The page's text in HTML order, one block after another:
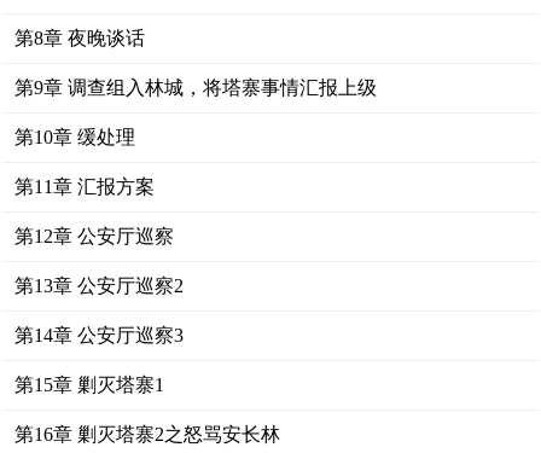
第8章 夜晚谈话
第9章 调查组入林城，将塔寨事情汇报上级
第10章 缓处理
第11章 汇报方案
第12章 公安厅巡察
第13章 公安厅巡察2
第14章 公安厅巡察3
第15章 剿灭塔寨1
第16章 剿灭塔寨2之怒骂安长林